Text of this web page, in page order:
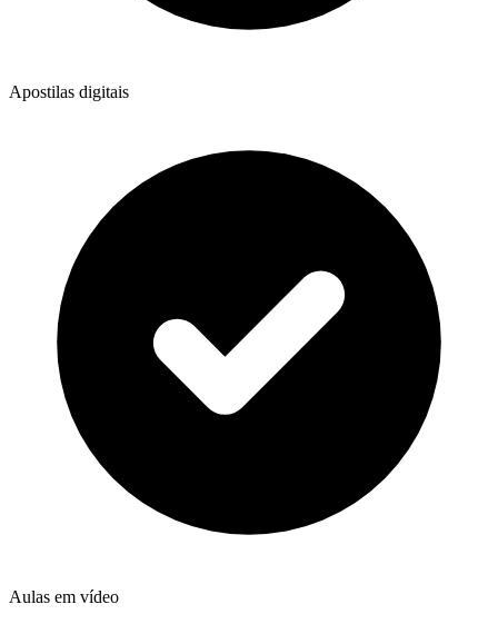
Apostilas digitais
Aulas em vídeo